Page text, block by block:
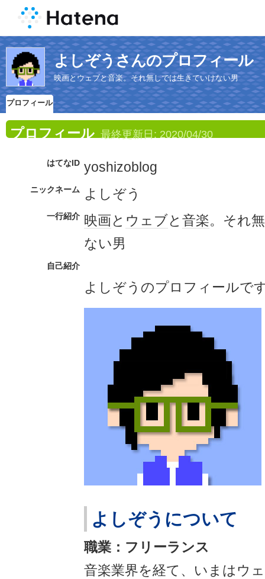
よしぞうさんのプロフィール
映画とウェブと音楽。それ無しでは生きていけない男
プロフィール
プロフィール 最終更新日: 2020/04/30
はてなID yoshizoblog
ニックネーム よしぞう
一行紹介 映画と ウェブと 音楽。それ
ない男
自己紹介
よしぞうのプロフィールで
よしぞうについて
職業：フリーランス
音楽業界を経て、いまはウ